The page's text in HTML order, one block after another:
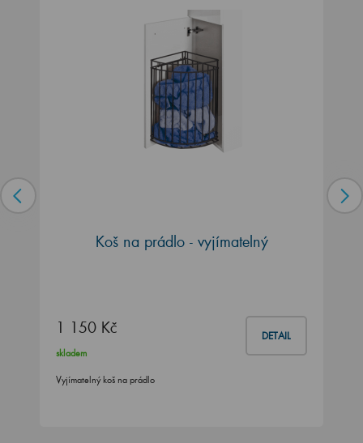
Koš na prádlo - vyjímatelný
1 150 Kč DETAIL
skladem
Vyjímatelný koš na prádlo